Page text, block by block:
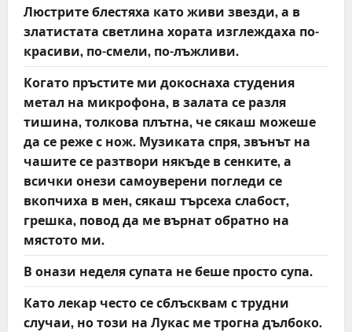
Люстрите блестяха като живи звезди, а в
златистата светлина хората изглеждаха по-
красиви, по-смели, по-лъжливи.
Когато пръстите ми докоснаха студения
метал на микрофона, в залата се разля
тишина, толкова плътна, че сякаш можеше
да се реже с нож. Музиката спря, звънът на
чашите се разтвори някъде в сенките, а
всички онези самоуверени погледи се
вкопчиха в мен, сякаш търсеха слабост,
грешка, повод да ме върнат обратно на
мястото ми.
В онази неделя супата не беше просто супа.
Като лекар често се сблъсквам с трудни
случаи, но този на Лукас ме трогна дълбоко.